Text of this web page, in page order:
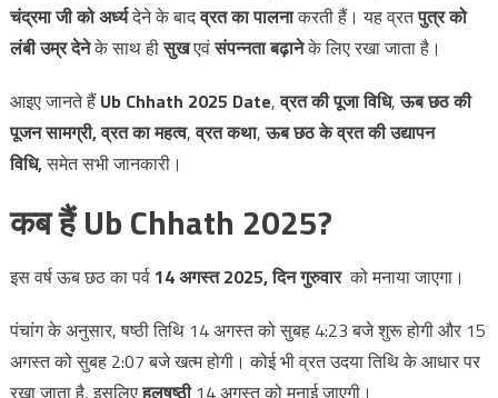
चंद्रमा जीको अर्ध्यदेने के बादव्रत का पालनाकरती हैं। यह व्रतपुत्र को
लंबी उम्र देनेके साथ हीसुखएवंसंपन्नता बढ़ानेके लिए रखा जाता है।
आइए जानते हैंUb Chhath 2025 Date,व्रत की पूजा विधि,ऊब छठ की
पूजन सामग्री, व्रत का महत्व,व्रत कथा,ऊब छठ के व्रत की उद्यापन
विधि,समेत सभी जानकारी।
कब हैं Ub Chhath 2025?
इस वर्ष ऊब छठ का पर्व 14 अगस्त 2025, दिन गुरुवार को मनाया जाएगा।
पंचांग के अनुसार, षष्ठी तिथि 14 अगस्त को सुबह 4:23 बजे शुरू होगी और 15
अगस्त को सुबह 2:07 बजे खत्म होगी। कोई भी व्रत उदया तिथि के आधार पर
रखा जाता है, इसलिएहलषष्ठी14 अगस्त को मनाई जाएगी।